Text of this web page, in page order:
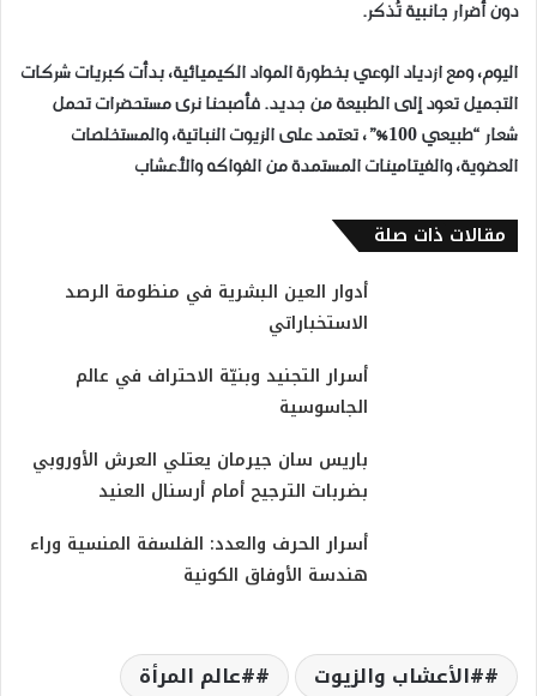
دون أضرار جانبية تُذكر.
اليوم، ومع ازدياد الوعي بخطورة المواد الكيميائية، بدأت كبريات شركات
التجميل تعود إلى الطبيعة من جديد. فأصبحنا نرى مستحضرات تحمل
شعار “طبيعي 100%”، تعتمد على الزيوت النباتية، والمستخلصات
العضوية، والفيتامينات المستمدة من الفواكه والأعشاب
مقالات ذات صلة
​أدوار العين البشرية في منظومة الرصد
الاستخباراتي
​أسرار التجنيد وبنيّة الاحتراف في عالم
الجاسوسية
باريس سان جيرمان يعتلي العرش الأوروبي
بضربات الترجيح أمام أرسنال العنيد
أسرار الحرف والعدد: الفلسفة المنسية وراء
هندسة الأوفاق الكونية
#الأعشاب والزيوت
#عالم المرأة